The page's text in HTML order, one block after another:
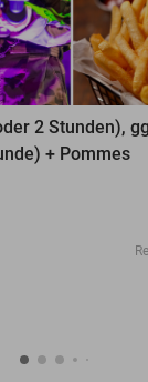
2 Stunden),
+ Pommes